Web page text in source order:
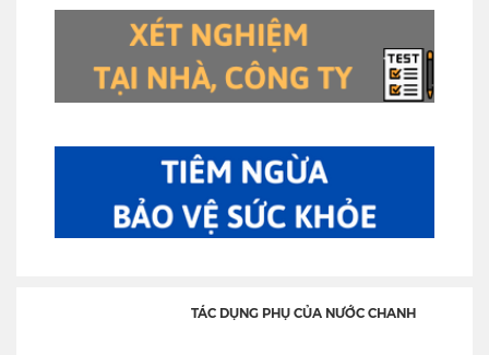
TÁC DỤNG PHỤ CỦA NƯỚC CHANH